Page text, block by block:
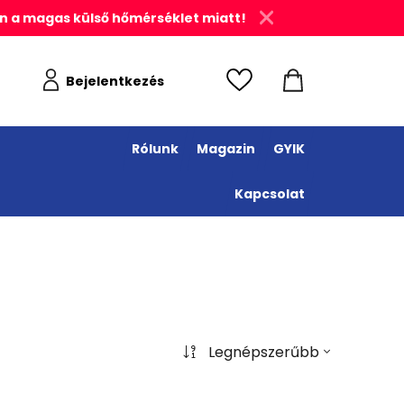
a magas külső hőmérséklet miatt!
Bejelentkezés
Rólunk Magazin GYIK
Kapcsolat
Legnépszerűbb